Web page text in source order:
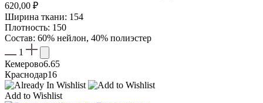
620,00 ₽
Ширина ткани: 154
Плотность: 150
Состав: 60% нейлон, 40% полиэстер
1
Кемерово6.65
Краснодар16
Add to Wishlist